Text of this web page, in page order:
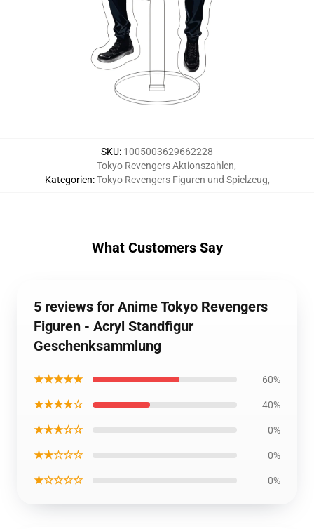
SKU: 1005003629662228
Kategorien:
Tokyo Revengers Aktionszahlen,
Tokyo Revengers Figuren und Spielzeug,
What Customers Say
5 reviews for Anime Tokyo Revengers
Figuren - Acryl Standfigur
Geschenksammlung
★★★★★ 60%
★★★★☆ 40%
★★★☆☆ 0%
★★☆☆☆ 0%
★☆☆☆☆ 0%